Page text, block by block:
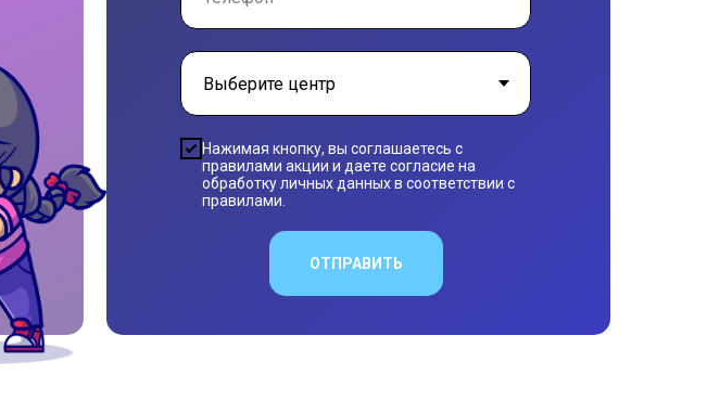
Нажимая кнопку, вы соглашаетесь с
правилами акции и даете согласие на
обработку личных данных в соответствии с
правилами.
ОТПРАВИТЬ